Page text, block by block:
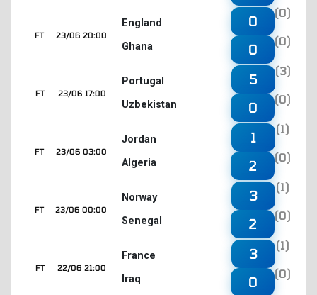
23/06 20:00
FT
England
Ghana
0
(0)
0
(0)
23/06 17:00
FT
Portugal
Uzbekistan
5
(3)
0
(0)
23/06 03:00
FT
Jordan
Algeria
1
(1)
2
(0)
23/06 00:00
FT
Norway
Senegal
3
(1)
2
(0)
22/06 21:00
FT
France
Iraq
3
(1)
0
(0)